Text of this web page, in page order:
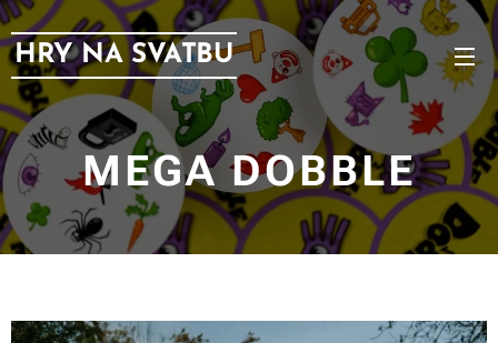
HRY NA SVATBU
MEGA DOBBLE